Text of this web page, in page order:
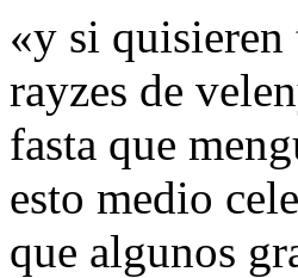
«y si
rayzes de
fasta que
esto medio
que algunos